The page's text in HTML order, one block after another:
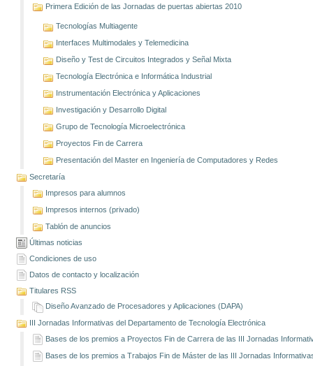
Primera Edición de las Jornadas de puertas abiertas 2010
Tecnologías Multiagente
Interfaces Multimodales y Telemedicina
Diseño y Test de Circuitos Integrados y Señal Mixta
Tecnología Electrónica e Informática Industrial
Instrumentación Electrónica y Aplicaciones
Investigación y Desarrollo Digital
Grupo de Tecnología Microelectrónica
Proyectos Fin de Carrera
Presentación del Master en Ingeniería de Computadores y Redes
Secretaría
Impresos para alumnos
Impresos internos (privado)
Tablón de anuncios
Últimas noticias
Condiciones de uso
Datos de contacto y localización
Titulares RSS
Diseño Avanzado de Procesadores y Aplicaciones (DAPA)
III Jornadas Informativas del Departamento de Tecnología Electrónica
Bases de los premios a Proyectos Fin de Carrera de las III Jornadas
Bases de los premios a Trabajos Fin de Máster de las III Jornadas